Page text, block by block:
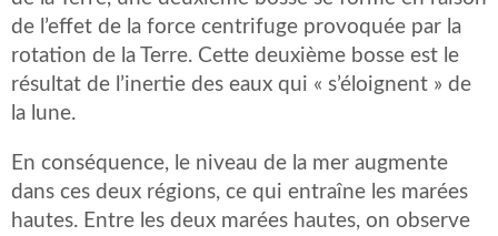
de l’effet de la force centrifuge provoquée par la
rotation de la Terre. Cette deuxième bosse est le
résultat de l’inertie des eaux qui « s’éloignent » de
la lune.
En conséquence, le niveau de la mer augmente
dans ces deux régions, ce qui entraîne les marées
hautes. Entre les deux marées hautes, on observe